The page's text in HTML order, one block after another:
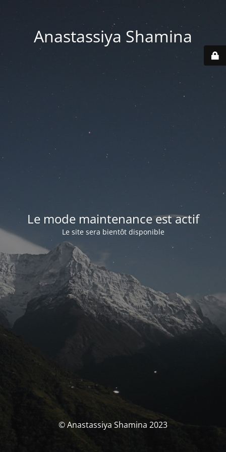
Anastassiya Shamina
Le mode maintenance est actif
Le site sera bientôt disponible
© Anastassiya Shamina 2023